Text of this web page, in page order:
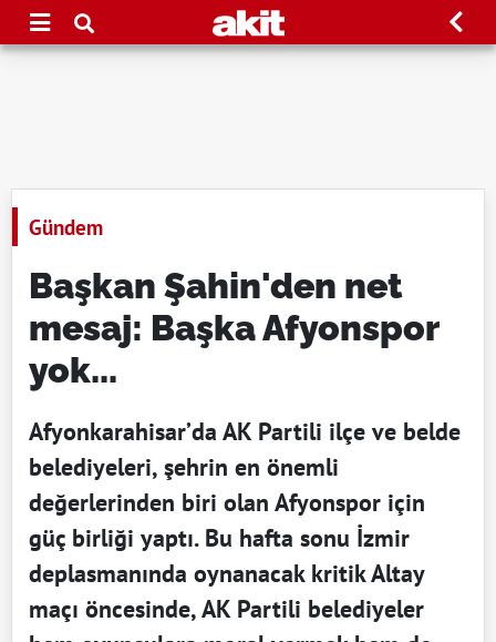
Gündem
Başkan Şahin'den net
mesaj: Başka Afyonspor
yok...
Afyonkarahisar’da AK Partili ilçe ve belde
belediyeleri, şehrin en önemli
değerlerinden biri olan Afyonspor için
güç birliği yaptı. Bu hafta sonu İzmir
deplasmanında oynanacak kritik Altay
maçı öncesinde, AK Partili belediyeler